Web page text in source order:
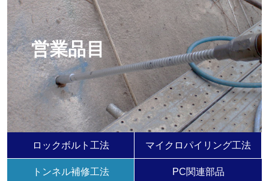
営業品目
ロックボルト工法 マイクロパイリング工法
トンネル補修工法 PC関連部品